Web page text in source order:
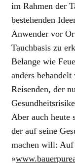
im Rahmen der
bestehenden
Anwender vor
Tauchbasis zu
Belange wie
anders
Reisenden, der
Aber auch heute
der auf seine
machen will: Auf
»